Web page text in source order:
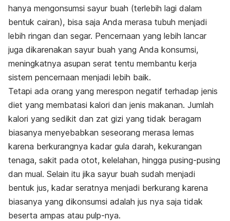
hanya mengonsumsi sayur buah (terlebih lagi dalam
bentuk cairan), bisa saja Anda merasa tubuh menjadi
lebih ringan dan segar. Pencernaan yang lebih lancar
juga dikarenakan sayur buah yang Anda konsumsi,
meningkatnya asupan serat tentu membantu kerja
sistem pencernaan menjadi lebih baik.
Tetapi ada orang yang merespon negatif terhadap jenis
diet yang membatasi kalori dan jenis makanan. Jumlah
kalori yang sedikit dan zat gizi yang tidak beragam
biasanya menyebabkan seseorang merasa lemas
karena berkurangnya kadar gula darah, kekurangan
tenaga, sakit pada otot, kelelahan, hingga pusing-pusing
dan mual. Selain itu jika sayur buah sudah menjadi
bentuk jus, kadar seratnya menjadi berkurang karena
biasanya yang dikonsumsi adalah jus nya saja tidak
beserta ampas atau pulp-nya.